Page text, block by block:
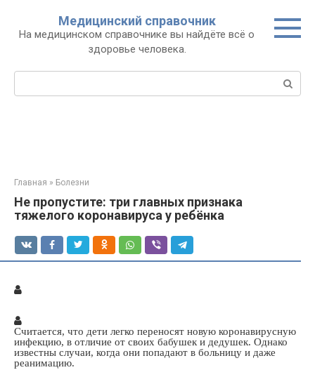
контенту
Медицинский справочник
На медицинском справочнике вы найдёте всё о
здоровье человека.
Главная » Болезни
Не пропустите: три главных признака
тяжелого коронавируса у ребёнка
Считается, что дети легко переносят новую коронавирусную
инфекцию, в отличие от своих бабушек и дедушек. Однако
известны случаи, когда они попадают в больницу и даже
реанимацию.